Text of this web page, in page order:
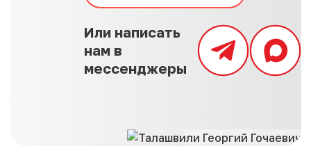
Или написать
нам в
мессенджеры